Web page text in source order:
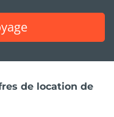
de location de